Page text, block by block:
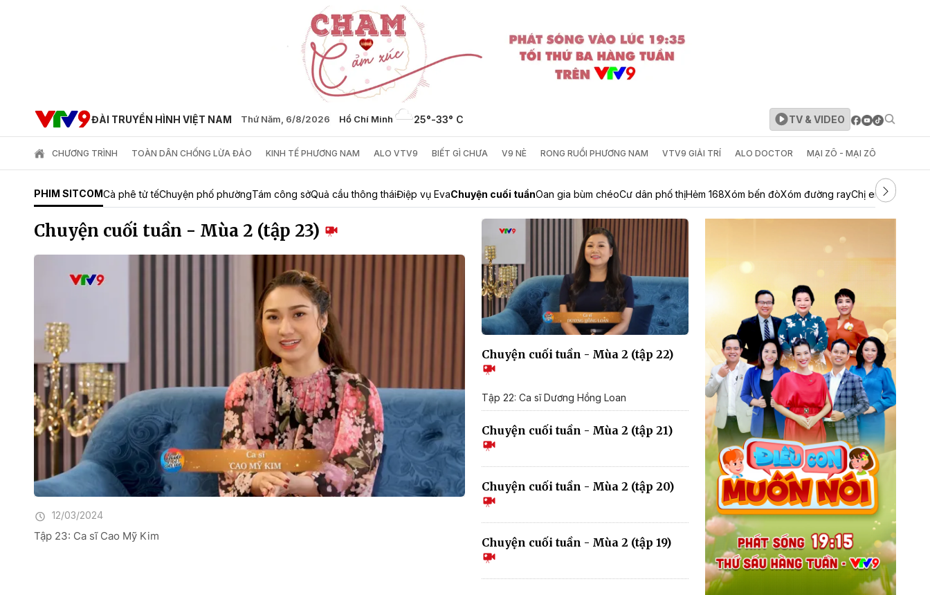
ĐÀI TRUYỀN HÌNH VIỆT NAM Thứ Năm, 6/8/2026 Hồ Chí Minh 25°-33° C TV & VIDEO
CHƯƠNG TRÌNH TOÀN DÂN CHỐNG LỪA ĐẢO KINH TẾ PHƯƠNG NAM ALO VTV9 BIẾT GÌ CHƯA V9 NÈ RONG RUỔI PHƯƠNG NAM VTV9 GIẢI TRÍ ALO DOCTOR MẠI ZÔ - MẠI ZÔ
PHIM SITCOMCà phê tử tếChuyện phố phườngTám công sởQuả cầu thông tháiĐiệp vụ EvaChuyện cuối tuầnOan gia bùm chéoCư dân phố thịHẻm 168Xóm bến đòXóm đường rayChị em khác mẹ
Chuyện cuối tuần - Mùa 2 (tập 23)
12/03/2024
Tập 23: Ca sĩ Cao Mỹ Kim
Chuyện cuối tuần - Mùa 2 (tập 22)
Tập 22: Ca sĩ Dương Hồng Loan
Chuyện cuối tuần - Mùa 2 (tập 21)
Chuyện cuối tuần - Mùa 2 (tập 20)
Chuyện cuối tuần - Mùa 2 (tập 19)